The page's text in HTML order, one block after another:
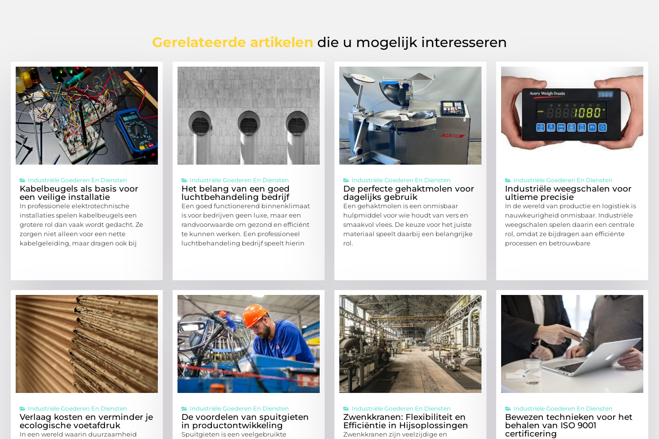
Gerelateerde artikelen die u mogelijk interesseren
Industriële Goederen En Diensten
Kabelbeugels als basis voor
een veilige installatie
In professionele elektrotechnische
installaties spelen kabelbeugels een
grotere rol dan vaak wordt gedacht. Ze
zorgen niet alleen voor een nette
kabelgeleiding, maar dragen ook bij
Industriële Goederen En Diensten
Het belang van een goed
luchtbehandeling bedrijf
Een goed functionerend binnenklimaat
is voor bedrijven geen luxe, maar een
randvoorwaarde om gezond en efficiënt
te kunnen werken. Een professioneel
luchtbehandeling bedrijf speelt hierin
Industriële Goederen En Diensten
De perfecte gehaktmolen voor
dagelijks gebruik
Een gehaktmolen is een onmisbaar
hulpmiddel voor wie houdt van vers en
smaakvol vlees. De keuze voor het juiste
materiaal speelt daarbij een belangrijke
rol.
Industriële Goederen En Diensten
Industriële weegschalen voor
ultieme precisie
In de wereld van productie en logistiek is
nauwkeurigheid onmisbaar. Industriële
weegschalen spelen daarin een centrale
rol, omdat ze bijdragen aan efficiënte
processen en betrouwbare
Industriële Goederen En Diensten
Verlaag kosten en verminder je
ecologische voetafdruk
In een wereld waarin duurzaamheid
Industriële Goederen En Diensten
De voordelen van spuitgieten
in productontwikkeling
Spuitgieten is een veelgebruikte
Industriële Goederen En Diensten
Zwenkkranen: Flexibiliteit en
Efficiëntie in Hijsoplossingen
Zwenkkranen zijn veelzijdige en
Industriële Goederen En Diensten
Bewezen technieken voor het
behalen van ISO 9001
certificering